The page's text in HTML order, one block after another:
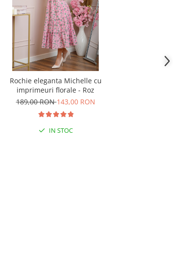
Rochie eleganta Michelle cu
imprimeuri florale - Roz
189,00 RON143,00 RON
IN STOC